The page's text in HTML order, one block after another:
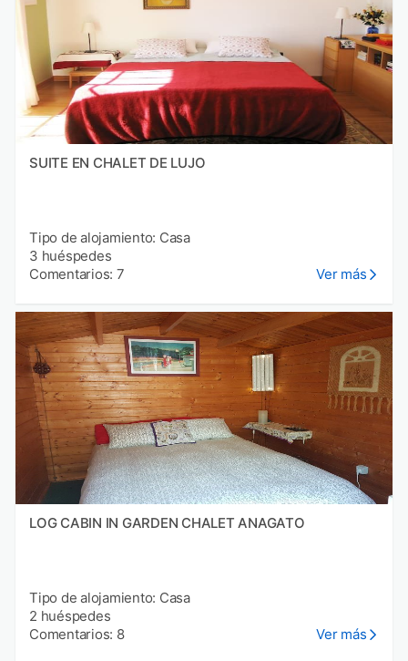
SUITE EN CHALET DE LUJO
Tipo de alojamiento: Casa
3 huéspedes
Comentarios: 7
Ver más
LOG CABIN IN GARDEN CHALET ANAGATO
Tipo de alojamiento: Casa
2 huéspedes
Comentarios: 8
Ver más